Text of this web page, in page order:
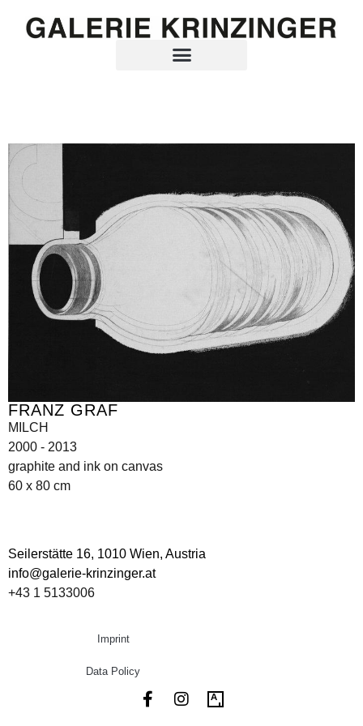
FRANZ GRAF
MILCH
2000 - 2013
graphite and ink on canvas
60 x 80 cm
Seilerstätte 16, 1010 Wien, Austria
info@galerie-krinzinger.at
+43 1 5133006
Imprint
Data Policy